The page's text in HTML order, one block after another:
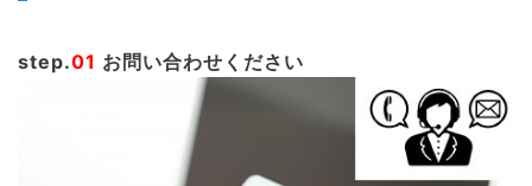
step.01 お問い合わせください